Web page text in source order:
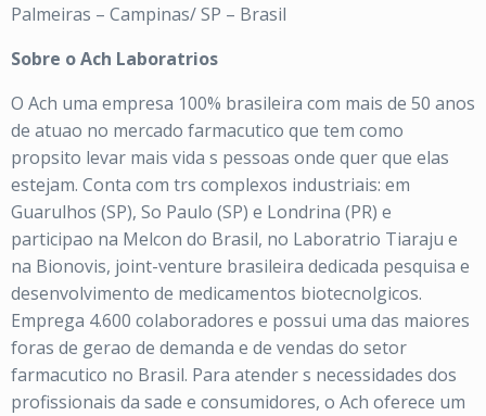
Palmeiras – Campinas/ SP – Brasil
Sobre o Ach Laboratrios
O Ach uma empresa 100% brasileira com mais de 50 anos
de atuao no mercado farmacutico que tem como
propsito levar mais vida s pessoas onde quer que elas
estejam. Conta com trs complexos industriais: em
Guarulhos (SP), So Paulo (SP) e Londrina (PR) e
participao na Melcon do Brasil, no Laboratrio Tiaraju e
na Bionovis, joint-venture brasileira dedicada pesquisa e
desenvolvimento de medicamentos biotecnolgicos.
Emprega 4.600 colaboradores e possui uma das maiores
foras de gerao de demanda e de vendas do setor
farmacutico no Brasil. Para atender s necessidades dos
profissionais da sade e consumidores, o Ach oferece um